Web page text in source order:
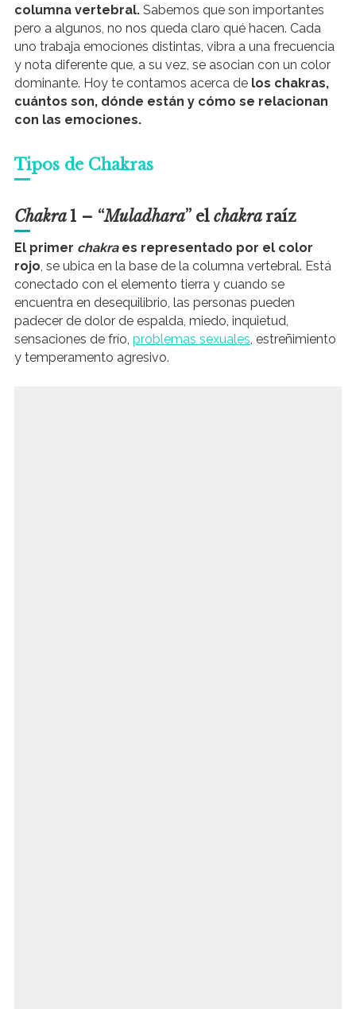
columna vertebral.Sabemos que son importantes
pero a algunos, no nos queda claro qué hacen. Cada
uno trabaja emociones distintas, vibra a una frecuencia
y nota diferente que, a su vez, se asocian con un color
dominante. Hoy te contamos acerca de los chakras,
cuántos son, dónde están y cómo se relacionan
con las emociones.
Tipos de Chakras
Chakra 1 – “Muladhara” el chakra raíz
El primer chakra es representado por el color
rojo, se ubica en la base de la columna vertebral. Está
conectado con el elemento tierra y cuando se
encuentra en desequilibrio, las personas pueden
padecer de dolor de espalda, miedo, inquietud,
sensaciones de frío, problemas sexuales, estreñimiento
y temperamento agresivo.